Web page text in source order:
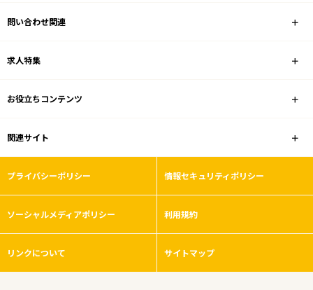
ドラッグストア
雇用形態
こだわり条件
フリーワード
問い合わせ関連
求人特集
お役立ちコンテンツ
関連サイト
プライバシーポリシー 情報セキュリティポリシー
ソーシャルメディアポリシー 利用規約
リンクについて サイトマップ